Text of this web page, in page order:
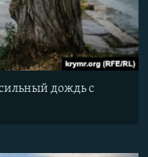
дождь с